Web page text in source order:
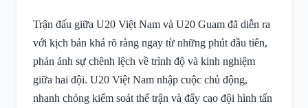
Trận đấu giữa U20 Việt Nam và U20 Guam đã diễn ra
với kịch bản khá rõ ràng ngay từ những phút đầu tiên,
phản ánh sự chênh lệch về trình độ và kinh nghiệm
giữa hai đội. U20 Việt Nam nhập cuộc chủ động,
nhanh chóng kiểm soát thế trận và đẩy cao đội hình tấn